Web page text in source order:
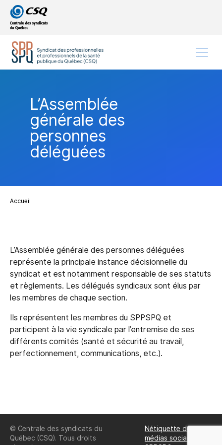
Passer
au
menu
principal
Passer
au
contenu
L’Assemblée
générale des
personnes
déléguées
Accueil
L’Assemblée générale des personnes déléguées
représente la principale instance décisionnelle du
syndicat et est notamment responsable de ses statuts
et règlements. Les délégués syndicaux sont élus par
les membres de chaque section.
Ils représentent les membres du SPPSPQ et
participent à la vie syndicale par l’entremise de ses
différents comités (santé et sécurité au travail,
perfectionnement, communications, etc.).
© Centrale des syndicats du
Québec (CSQ). Tous droits
Nétiquette des
médias sociaux du